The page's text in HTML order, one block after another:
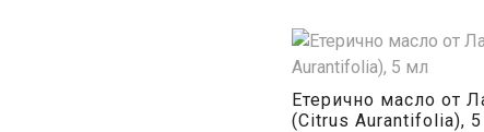
Етерично масло от
(Citrus Aurantifolia),